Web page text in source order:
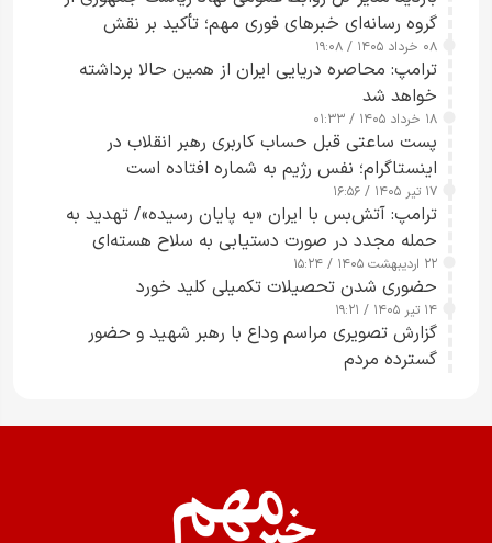
گروه رسانه‌ای خبرهای فوری مهم؛ تأکید بر نقش
رسانه‌های هوشمند و مسئول در ارتقای آگاهی عمومی
۰۸ خرداد ۱۴۰۵ / ۱۹:۰۸
ترامپ: محاصره دریایی ایران از همین حالا برداشته
خواهد شد
۱۸ خرداد ۱۴۰۵ / ۰۱:۳۳
پست ساعتی قبل حساب کاربری رهبر انقلاب در
اینستاگرام؛ نفس رژیم به شماره افتاده است​
۱۷ تیر ۱۴۰۵ / ۱۶:۵۶
ترامپ: آتش‌بس با ایران «به پایان رسیده»/ تهدید به
حمله مجدد در صورت دستیابی به سلاح هسته‌ای
۲۲ اردیبهشت ۱۴۰۵ / ۱۵:۲۴
حضوری شدن تحصیلات تکمیلی کلید خورد
۱۴ تیر ۱۴۰۵ / ۱۹:۲۱
گزارش تصویری مراسم وداع با رهبر شهید و حضور
گسترده مردم